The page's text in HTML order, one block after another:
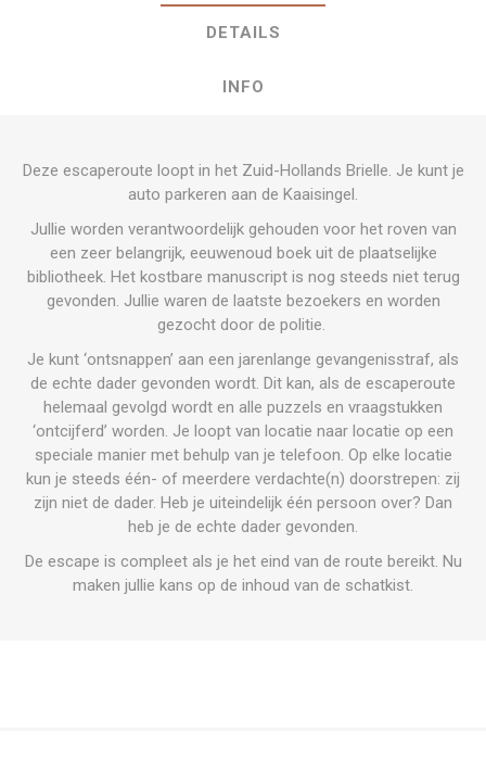
DETAILS
INFO
Deze escaperoute loopt in het Zuid-Hollands Brielle. Je kunt je
auto parkeren aan de Kaaisingel.
Jullie worden verantwoordelijk gehouden voor het roven van
een zeer belangrijk, eeuwenoud boek uit de plaatselijke
bibliotheek. Het kostbare manuscript is nog steeds niet terug
gevonden. Jullie waren de laatste bezoekers en worden
gezocht door de politie.
Je kunt ‘ontsnappen’ aan een jarenlange gevangenisstraf, als
de echte dader gevonden wordt. Dit kan, als de escaperoute
helemaal gevolgd wordt en alle puzzels en vraagstukken
‘ontcijferd’ worden. Je loopt van locatie naar locatie op een
speciale manier met behulp van je telefoon. Op elke locatie
kun je steeds één- of meerdere verdachte(n) doorstrepen: zij
zijn niet de dader. Heb je uiteindelijk één persoon over? Dan
heb je de echte dader gevonden.
De escape is compleet als je het eind van de route bereikt. Nu
maken jullie kans op de inhoud van de schatkist.